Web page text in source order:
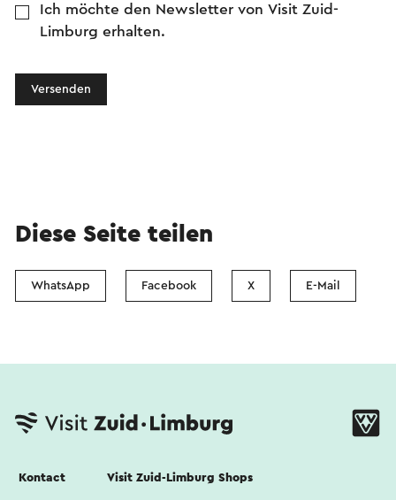
Ich möchte den Newsletter von Visit Zuid-
Limburg erhalten.
Versenden
Diese Seite teilen
WhatsApp Facebook X E-Mail
Kontact Visit Zuid-Limburg Shops